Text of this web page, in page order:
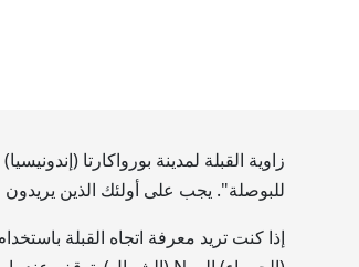
زاوية القبلة لمدينة بورواكارتا
للبوصلة". يجب على أولئك الذين يريدون
إذا كنت تريد معرفة اتجاه القبلة